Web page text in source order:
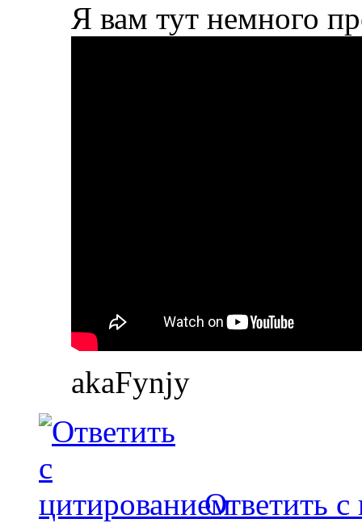
Я вам тут немного
akaFynjy
Ответить с